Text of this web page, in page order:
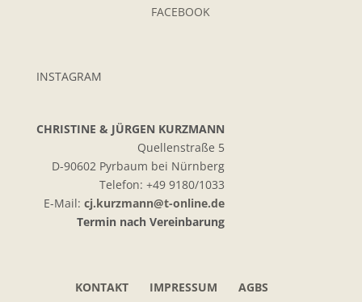
FACEBOOK
INSTAGRAM
CHRISTINE & JÜRGEN KURZMANN
Quellenstraße 5
D-90602 Pyrbaum bei Nürnberg
Telefon: +49 9180/1033
E-Mail: cj.kurzmann@t-online.de
Termin nach Vereinbarung
KONTAKT IMPRESSUM
AGBS